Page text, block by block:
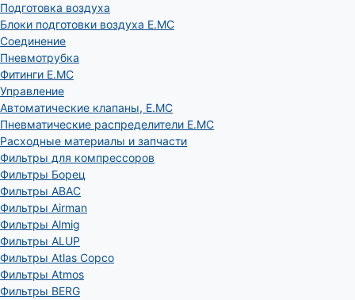
Подготовка воздуха
Блоки подготовки воздуха E.MC
Соединение
Пневмотрубка
Фитинги E.MC
Управление
Автоматические клапаны, Е.МС
Пневматические распределители E.MC
Расходные материалы и запчасти
Фильтры для компрессоров
Фильтры Борец
Фильтры ABAC
Фильтры Airman
Фильтры Almig
Фильтры ALUP
Фильтры Atlas Copco
Фильтры Atmos
Фильтры BERG